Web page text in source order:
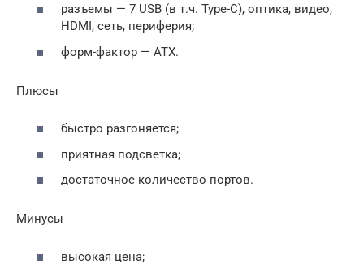
разъемы — 7 USB (в т.ч. Type-C), оптика, видео,
HDMI, сеть, периферия;
форм-фактор — ATX.
Плюсы
быстро разгоняется;
приятная подсветка;
достаточное количество портов.
Минусы
высокая цена;